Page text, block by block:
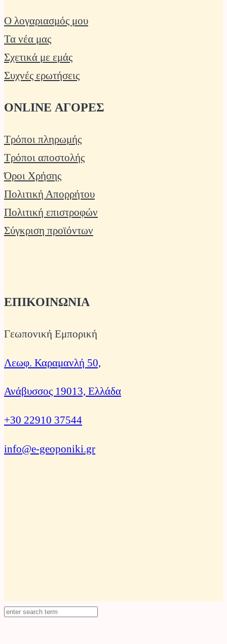
Ο λογαριασμός μου
Τα νέα μας
Σχετικά με εμάς
Συχνές ερωτήσεις
ONLINE ΑΓΟΡΕΣ
Τρόποι πληρωμής
Τρόποι αποστολής
Όροι Χρήσης
Πολιτική Απορρήτου
Πολιτική επιστροφών
Σύγκριση προϊόντων
ΕΠΙΚΟΙΝΩΝΙΑ
Γεωπονική Εμπορική
Λεωφ. Καραμανλή 50,
Ανάβυσσος 19013, Ελλάδα
+30 22910 37544
info@e-geoponiki.gr